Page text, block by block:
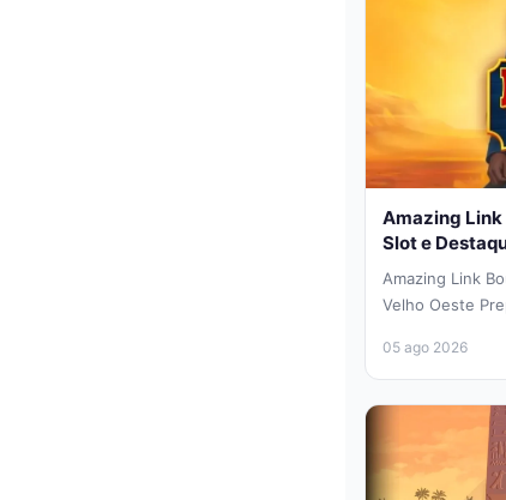
Amazing
Slot e
Amazing Link
Velho Oeste
Wanted,...
05 ago 2026